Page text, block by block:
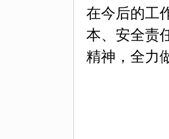
在今后的工
本、安全责
精神，全力